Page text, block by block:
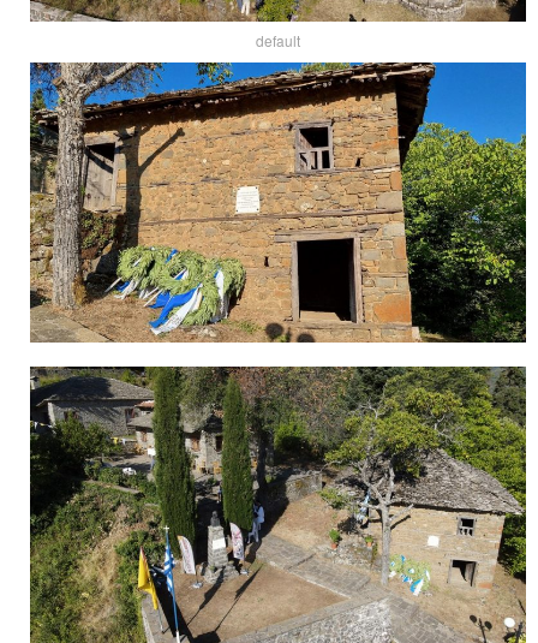
default